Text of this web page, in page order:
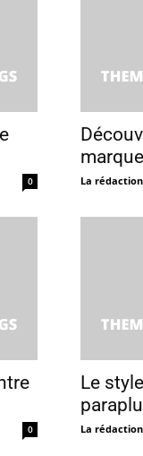
0 La rédaction
0
Le
La rédaction